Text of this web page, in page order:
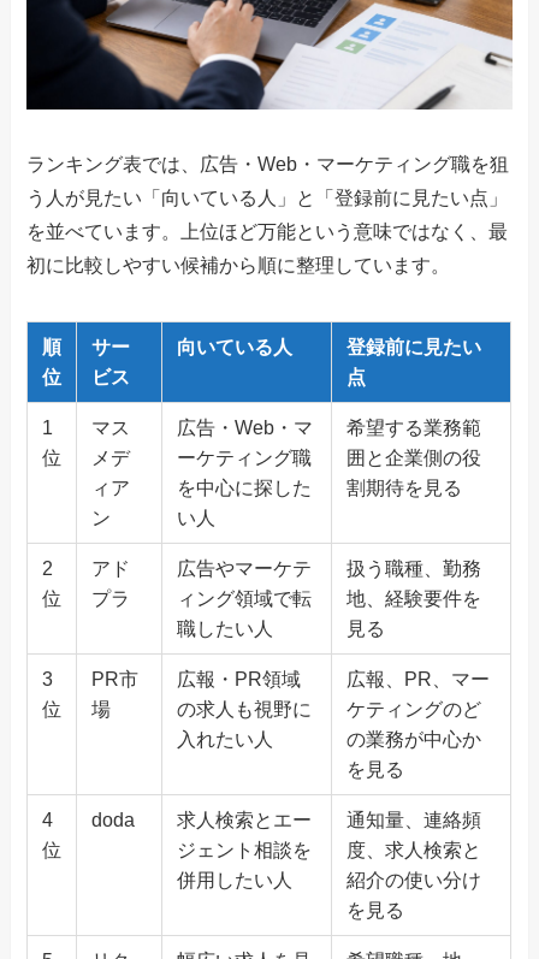
ランキング表では、広告・Web・マーケティング職を狙
う人が見たい「向いている人」と「登録前に見たい点」
を並べています。上位ほど万能という意味ではなく、最
初に比較しやすい候補から順に整理しています。
順
位
サー
ビス
向いている人
登録前に見たい
点
1
位
マス
メデ
ィア
ン
広告・Web・マ
ーケティング職
を中心に探した
い人
希望する業務範
囲と企業側の役
割期待を見る
2
位
アド
プラ
広告やマーケテ
ィング領域で転
職したい人
扱う職種、勤務
地、経験要件を
見る
3
位
PR市
場
広報・PR領域
の求人も視野に
入れたい人
広報、PR、マー
ケティングのど
の業務が中心か
を見る
4
位
doda
求人検索とエー
ジェント相談を
併用したい人
通知量、連絡頻
度、求人検索と
紹介の使い分け
を見る